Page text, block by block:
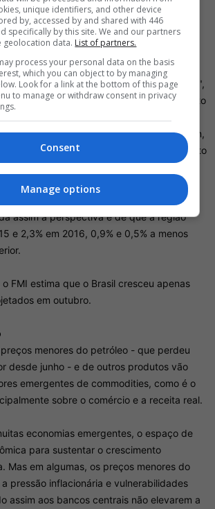
de um quarto do que a América Latina
sua recuperação não será das melhores
Fundo Monetário Internacional (FMI) nesta
relatório "Perspectiva Econômica Global",
a projeção para a expansão do Produto
em 2015 em 1,1% percentual, a
vê alguma recuperação no ano que vem,
diminuiu suas contas para crescimento
2,2% anteriormente.
e Caribe, as estimativas também foram
assim a perspectiva é de que a região
e 2,3% em 2016, 0,9% e 0,5% a menos
FMI estima que o Brasil cresceu apenas
em outubro.
menores do petróleo - que perdeu
desde junho - e de outros produtos vão
emergentes de commodities, como é o
sobre o comércio e a receita real.
economias emergentes, o espaço de
para sustentar o crescimento
Mas em algumas, os preços menores do
pressão inflacionária e vulnerabilidades
assim aos bancos centrais não elevarem a
unique identifiers, and other device
by, accessed by and shared with 446
specifically by this site. We and our partners
geolocation data. List of partners.
process your personal data on the basis
which you can object to by managing
Look for a link at the bottom of this page
to manage or withdraw consent in privacy
Consent
Manage options